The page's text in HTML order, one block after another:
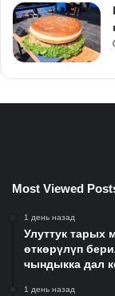
Most Viewed
1 день назад
Улуттук тарых
өткөрүлүп
чындыкка дал
1 день назад